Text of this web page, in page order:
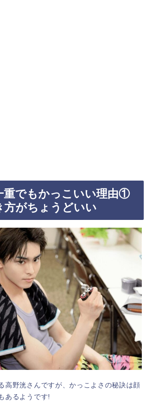
重でもかっこいい理由①
方がちょうどいい
高野洸さんですが、かっこよさの秘訣は顔
あるようです!